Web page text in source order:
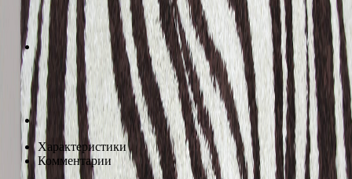
Характеристики
Комментарии